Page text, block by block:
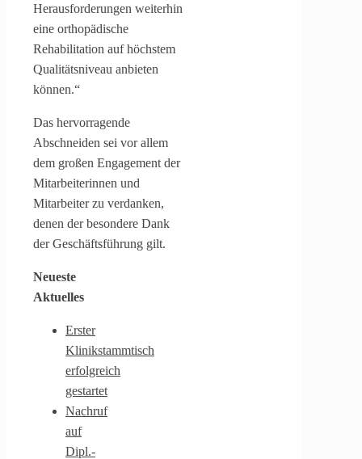
Herausforderungen weiterhin
eine orthopädische
Rehabilitation auf höchstem
Qualitätsniveau anbieten
können.“
Das hervorragende
Abschneiden sei vor allem
dem großen Engagement der
Mitarbeiterinnen und
Mitarbeiter zu verdanken,
denen der besondere Dank
der Geschäftsführung gilt.
Neueste
Aktuelles
Erster
Klinikstammtisch
erfolgreich
gestartet
Nachruf
auf
Dipl.-